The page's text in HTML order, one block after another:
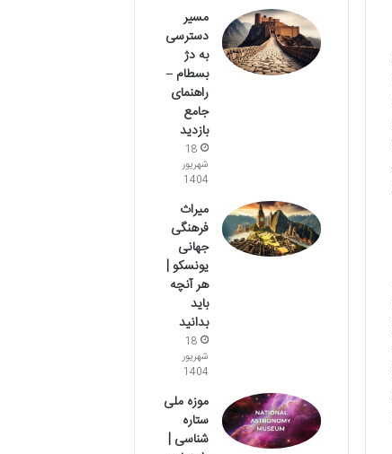
مسیر
دسترسی
به دژ
بسطام –
راهنمای
جامع
بازدید
18
شهریور
1404
میراث
فرهنگی
جهانی
یونسکو |
هر آنچه
باید
بدانید
18
شهریور
1404
موزه ملی
ستاره
شناسی |